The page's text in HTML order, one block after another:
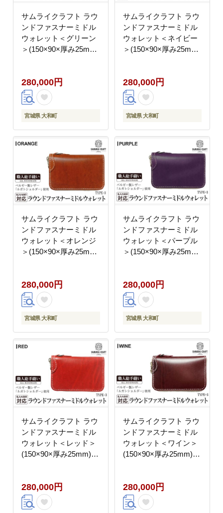
サムライクラフト ラウ
ンドファスナーミドル
ウォレット＜グリーン
＞(150×90×厚み25mm)
フ ルガトショルダー ギ
フト 名入れ 日本製 手
縫い ハンドメイド ファ
ッション 小物 Samurai
Field】ta284-green
280,000円
宮城県 大和町
サムライクラフト ラウ
ンドファスナーミドル
ウォレット＜ネイビー
＞(150×90×厚み25mm)
フ ルガトショルダー ギ
フト 名入れ 日本製 手
縫い ハンドメイド ファ
ッション 小物 Samurai
Field】ta284-navy
280,000円
宮城県 大和町
サムライクラフト ラウ
ンドファスナーミドル
ウォレット＜オレンジ
＞(150×90×厚み25mm)
フ ルガトショルダー ギ
フト 名入れ 日本製 手
縫い ハンドメイド ファ
ッション 小物 Samurai
Field】ta284-orange
280,000円
宮城県 大和町
サムライクラフト ラウ
ンドファスナーミドル
ウォレット＜パープル
＞(150×90×厚み25mm)
フ ルガトショルダー ギ
フト 名入れ 日本製 手
縫い ハンドメイド ファ
ッション 小物 Samurai
Field】ta284-purple
280,000円
宮城県 大和町
サムライクラフト ラウ
ンドファスナーミドル
ウォレット＜レッド＞
(150×90×厚み25mm)
フ ルガトショルダー ギ
フト 名入れ 日本製 手
縫い ハンドメイド ファ
280,000円
サムライクラフト ラウ
ンドファスナーミドル
ウォレット＜ワイン＞
(150×90×厚み25mm)
フ ルガトショルダー ギ
フト 名入れ 日本製 手
縫い ハンドメイド ファ
280,000円